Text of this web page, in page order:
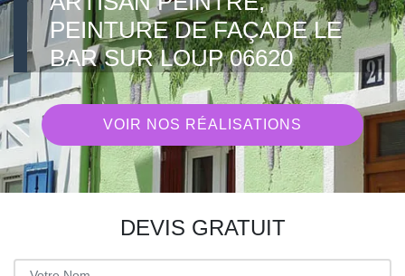
PEINTURE DE FAÇADE LE
BAR SUR LOUP 06620
VOIR NOS RÉALISATIONS
DEVIS GRATUIT